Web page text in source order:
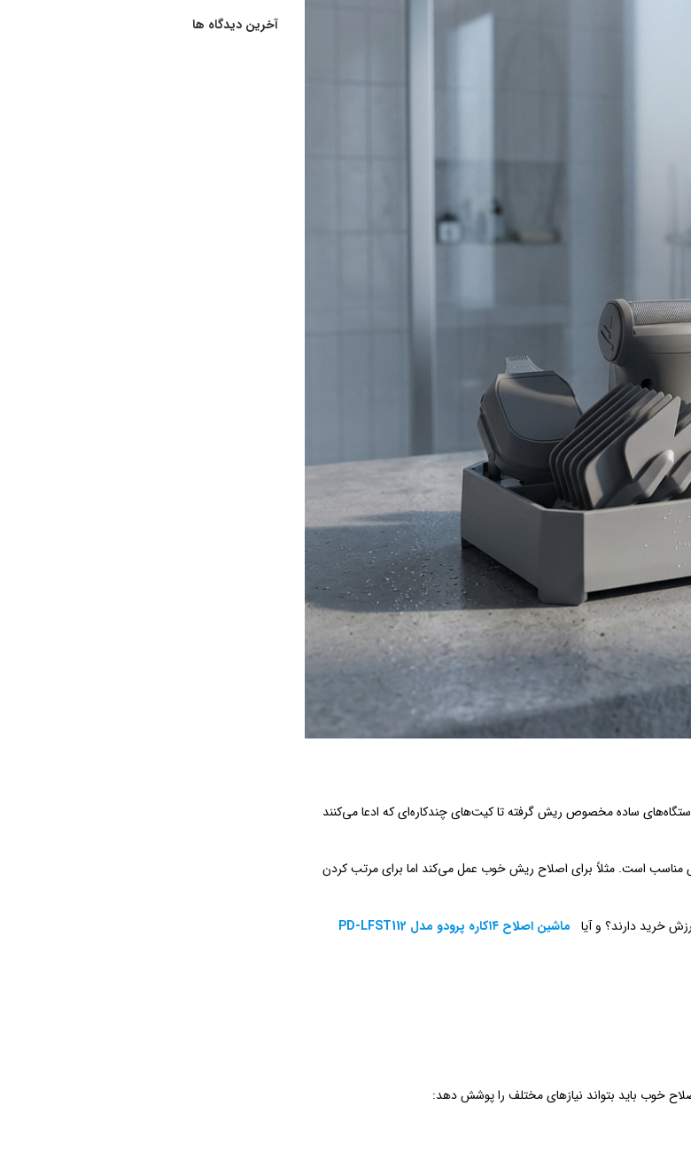
ساده مخصوص ریش گرفته تا کیت‌های چندکاره‌ای که ادعا می‌کنند
مناسب است. مثلاً برای اصلاح ریش خوب عمل می‌کند اما برای مرتب کردن
خرید دارند؟ و آیا ماشین اصلاح ۱۴کاره پرودو مدل PD-LFST112
خوب باید بتواند نیازهای مختلف را پوشش دهد:
آخرین دیدگاه ها